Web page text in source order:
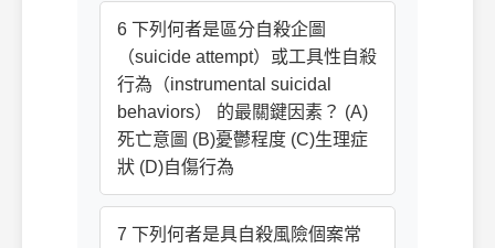
6 下列何者是區分自殺企圖
（suicide attempt）或工具性自殺
行為（instrumental suicidal
behaviors） 的最關鍵因素？ (A)
死亡意圖 (B)憂鬱程度 (C)生理症
狀 (D)自傷行為
7 下列何者是具自殺風險個案常